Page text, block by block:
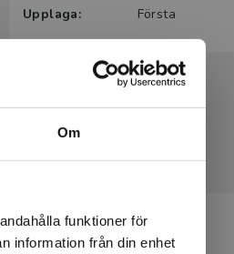
Om
funktioner för
information från din enhet
Upplaga:
Första